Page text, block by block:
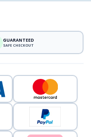
GUARANTEED
SAFE CHECKOUT